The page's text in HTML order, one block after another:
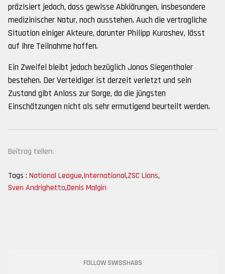
präzisiert jedoch, dass gewisse Abklärungen, insbesondere
medizinischer Natur, noch ausstehen. Auch die vertragliche
Situation einiger Akteure, darunter Philipp Kurashev, lässt
auf ihre Teilnahme hoffen.
Ein Zweifel bleibt jedoch bezüglich Jonas Siegenthaler
bestehen. Der Verteidiger ist derzeit verletzt und sein
Zustand gibt Anlass zur Sorge, da die jüngsten
Einschätzungen nicht als sehr ermutigend beurteilt werden.
Beitrag teilen:
Tags : National League,International,ZSC Lions,
Sven Andrighetto,Denis Malgin
FOLLOW SWISSHABS